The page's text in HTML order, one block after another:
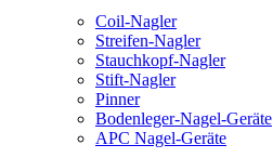
Coil-Nagler
Streifen-Nagler
Stauchkopf-Nagler
Stift-Nagler
Pinner
Bodenleger-Nagel-Geräte
APC Nagel-Geräte